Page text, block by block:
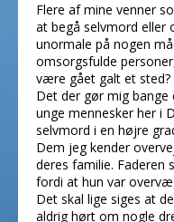
Flere af mine venner
at begå selvmord eller
unormale på nogen
omsorgsfulde
være gået galt et sted?
Det der gør mig bange
unge mennesker her i
selvmord i en højre
Dem jeg kender
deres familie. Faderen
fordi at hun var
Det skal lige siges at
aldrig hørt om nogle